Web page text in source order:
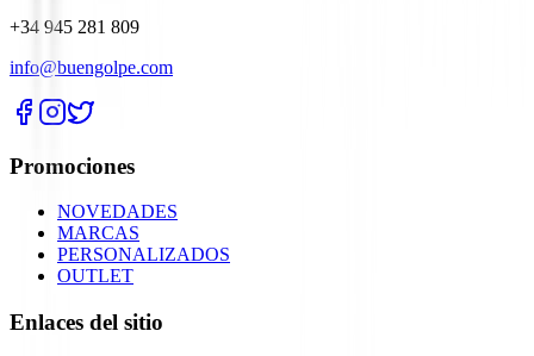
+34 945 281 809
info@buengolpe.com
Promociones
NOVEDADES
MARCAS
PERSONALIZADOS
OUTLET
Enlaces del sitio